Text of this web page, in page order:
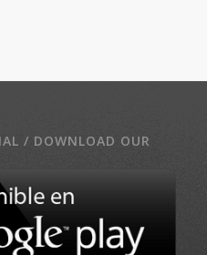
/ DOWNLOAD OUR